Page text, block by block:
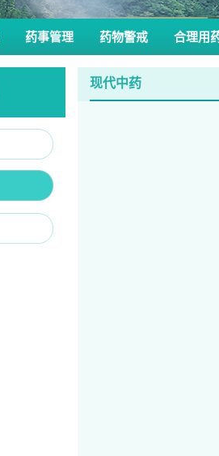
药事管理 药物警戒 合理用
现代中药